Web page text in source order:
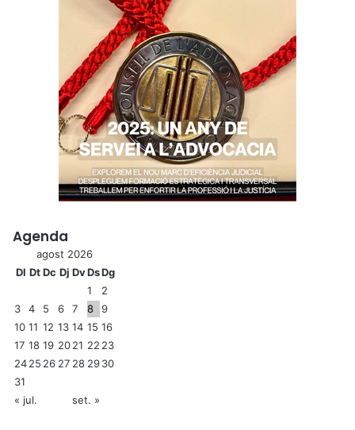
Agenda
agost 2026
Dl DtDc Dj DvDsDg
1
2
3
4 5 6 7 8
9
10 11 12 13 14 15 16
17 18 19 2021 22 23
2425 26 27 28 2930
31
« jul.
set. »